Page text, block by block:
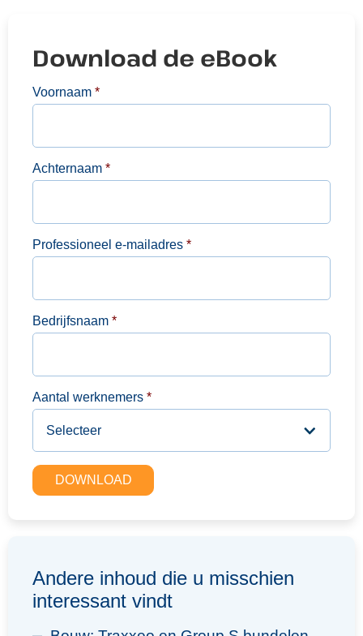
Download de eBook
Voornaam *
Achternaam *
Professioneel e-mailadres *
Bedrijfsnaam *
Aantal werknemers *
Andere inhoud die u misschien
interessant vindt